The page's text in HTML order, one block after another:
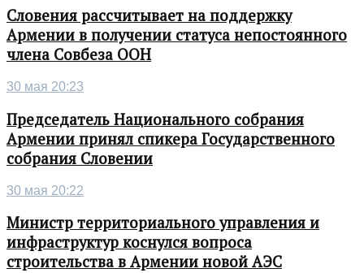
Словения рассчитывает на поддержку
Армении в получении статуса непостоянного
члена Совбеза ООН
30 мая 20:23
Председатель Национального собрания
Армении принял спикера Государственного
собрания Словении
30 мая 20:22
Министр территориального управления и
инфраструктур коснулся вопроса
строительства в Армении новой АЭС